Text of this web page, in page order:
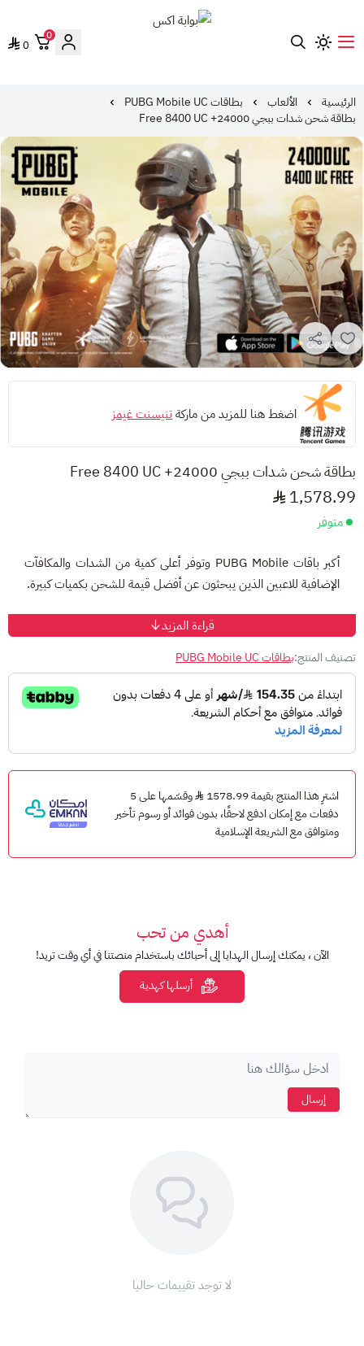
0
0
الرئيسية الألعاب
بطاقات PUBG Mobile UC
بطاقة شحن شدات ببجي 24000+ Free 8400 UC
اضغط هنا للمزيد من ماركةتنيسنت غيمز
بطاقة شحن شدات ببجي 24000+ Free 8400 UC
1,578.99
متوفر
أكبر باقات PUBG Mobile وتوفر أعلى كمية من الشدات والمكافآت
الإضافية للاعبين الذين يبحثون عن أفضل قيمة للشحن بكميات كبيرة.
أتمم عملية الشراء واستلم كود الشدات.
ادخل إلىصفحة الاسترداد
أدخل معرف اللاعب (Player ID).
أدخل كود الشدات واضغط تأكيد.
سيتم إضافة الشدات إلى حساب PUBG Mobile الخاص بك.
ملاحظات مهمة
مخصص لحسابات PUBG Mobile العالمية.
تأكد من إدخال Player ID بشكل صحيح.
لا يدعم النسخ الكورية أو الفيتنامية أو الصينية ما لم يُذكر خلاف
ذلك.
قراءة المزيد
تصنيف المنتج:بطاقات PUBG Mobile UC
اشترِ هذا المنتج بقيمة 1578.99
وقسّمها على 5
دفعات مع إمكان ادفع لاحقًا، بدون فوائد أو رسوم تأخير
ومتوافق مع الشريعة الإسلامية
أهدي من تحب
الآن ، يمكنك إرسال الهدايا إلى أحبائك باستخدام منصتنا في أي وقت تريد!
أرسلها كهدية
إرسال
لا توجد تقييمات حاليا